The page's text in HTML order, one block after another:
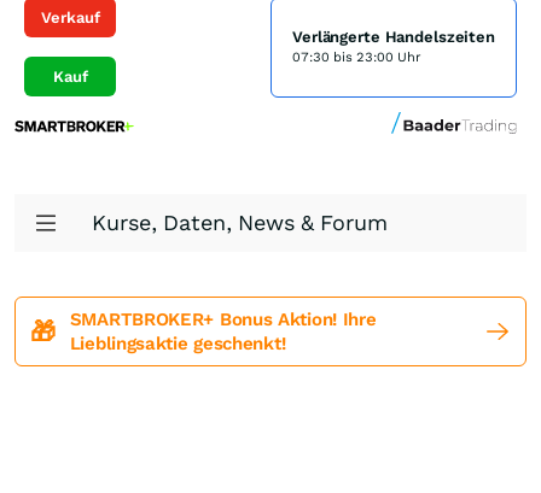
Verkauf
Kauf
Verlängerte Handelszeiten
07:30 bis 23:00 Uhr
Kurse, Daten, News & Forum
🎁
SMARTBROKER+ Bonus Aktion! Ihre
Lieblingsaktie geschenkt!